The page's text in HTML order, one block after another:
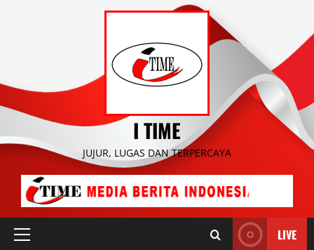
I TIME
JUJUR, LUGAS DAN TERPERCAYA
Primary
LIVE